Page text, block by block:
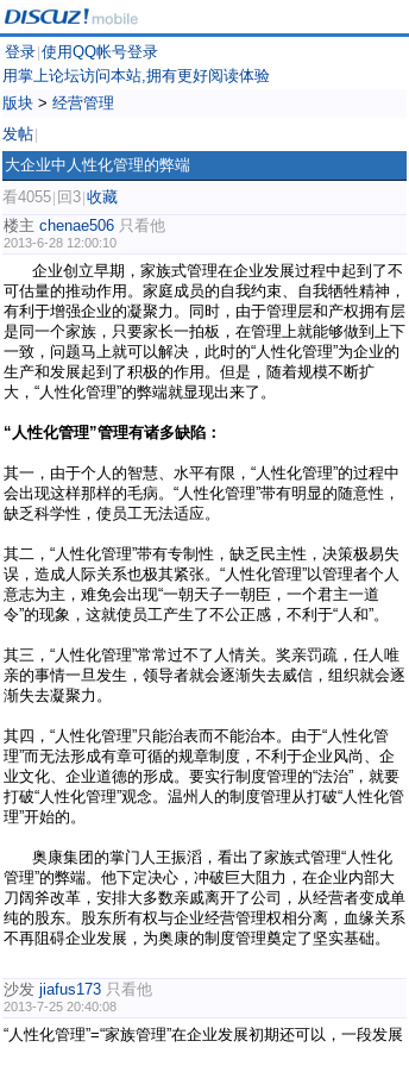
登录 使用QQ帐号登录
用掌上论坛访问本站,拥有更好阅读体验
版块 > 经营管理
发帖
大企业中人性化管理的弊端
看4055 回3 收藏
楼主 chenae506 只看他
2013-6-28 12:00:10
企业创立早期，家族式管理在企业发展过程中起到了不
可估量的推动作用。家庭成员的自我约束、自我牺牲精神，
有利于增强企业的凝聚力。同时，由于管理层和产权拥有层
是同一个家族，只要家长一拍板，在管理上就能够做到上下
一致，问题马上就可以解决，此时的“人性化管理”为企业的
生产和发展起到了积极的作用。但是，随着规模不断扩
大，“人性化管理”的弊端就显现出来了。
“人性化管理”管理有诸多缺陷：
其一，由于个人的智慧、水平有限，“人性化管理”的过程中
会出现这样那样的毛病。“人性化管理”带有明显的随意性，
缺乏科学性，使员工无法适应。
其二，“人性化管理”带有专制性，缺乏民主性，决策极易失
误，造成人际关系也极其紧张。“人性化管理”以管理者个人
意志为主，难免会出现“一朝天子一朝臣，一个君主一道
令”的现象，这就使员工产生了不公正感，不利于“人和”。
其三，“人性化管理”常常过不了人情关。奖亲罚疏，任人唯
亲的事情一旦发生，领导者就会逐渐失去威信，组织就会逐
渐失去凝聚力。
其四，“人性化管理”只能治表而不能治本。由于“人性化管
理”而无法形成有章可循的规章制度，不利于企业风尚、企
业文化、企业道德的形成。要实行制度管理的“法治”，就要
打破“人性化管理”观念。温州人的制度管理从打破“人性化管
理”开始的。
奥康集团的掌门人王振滔，看出了家族式管理“人性化
管理”的弊端。他下定决心，冲破巨大阻力，在企业内部大
刀阔斧改革，安排大多数亲戚离开了公司，从经营者变成单
纯的股东。股东所有权与企业经营管理权相分离，血缘关系
不再阻碍企业发展，为奥康的制度管理奠定了坚实基础。
沙发 jiafus173 只看他
2013-7-25 20:40:08
“人性化管理”=“家族管理”在企业发展初期还可以，一段发展